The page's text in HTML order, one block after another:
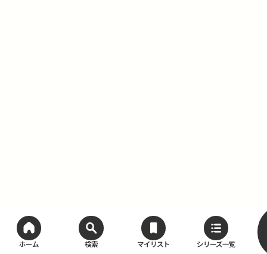
ホーム 検索 マイリスト シリーズ一覧